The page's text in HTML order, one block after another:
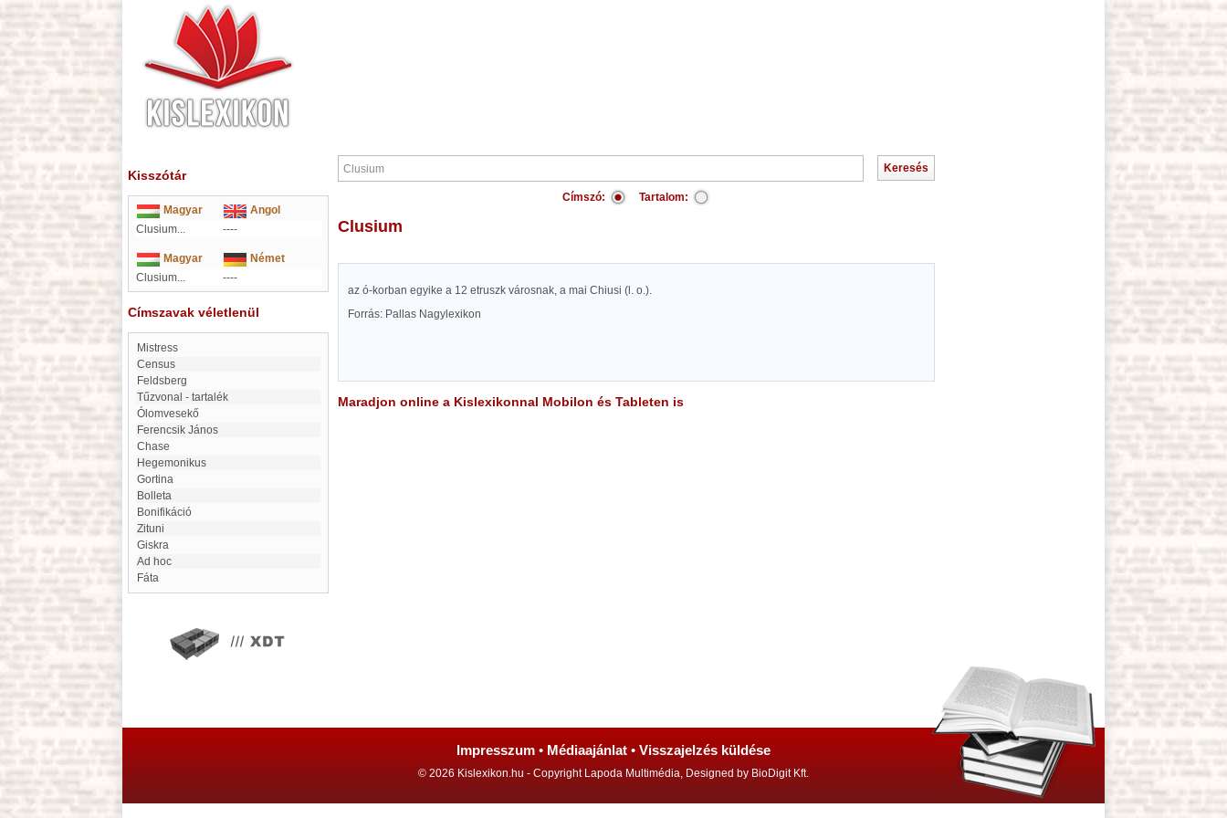
Kisszótár
Magyar
Angol
Clusium...
----
Magyar
Német
Clusium...
----
Címszavak véletlenül
mistress
Census
Feldsberg
Tűzvonal - tartalék
Ólomvesekő
Ferencsik János
Chase
hegemonikus
Gortina
Bolleta
bonifikáció
Zituni
Giskra
Ad hoc
Fáta
Címszó: Tartalom:
Clusium
az ó-korban egyike a 12 etruszk városnak, a mai Chiusi (l. o.).
Forrás: Pallas Nagylexikon
Maradjon online a Kislexikonnal Mobilon és Tableten is
Impresszum • Médiaajánlat • Visszajelzés küldése
© 2026 Kislexikon.hu - Copyright Lapoda Multimédia, Designed by BioDigit Kft.